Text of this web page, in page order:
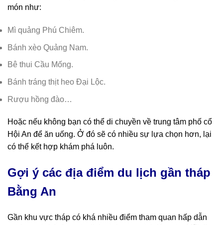
món như:
Mì quảng Phú Chiêm.
Bánh xèo Quảng Nam.
Bê thui Cầu Mống.
Bánh tráng thịt heo Đại Lộc.
Rượu hồng đào…
Hoặc nếu không bạn có thể di chuyền về trung tâm phố cổ
Hội An để ăn uống. Ở đó sẽ có nhiều sự lựa chọn hơn, lại
có thể kết hợp khám phá luôn.
Gợi ý các địa điểm du lịch gần tháp
Bằng An
Gần khu vực tháp có khá nhiều điểm tham quan hấp dẫn